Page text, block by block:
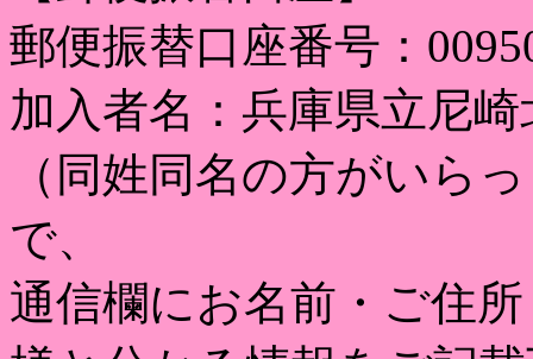
郵便振替口座番号：
加入者名：兵庫県立尼
（同姓同名の方がいら
で、
通信欄にお名前・ご住